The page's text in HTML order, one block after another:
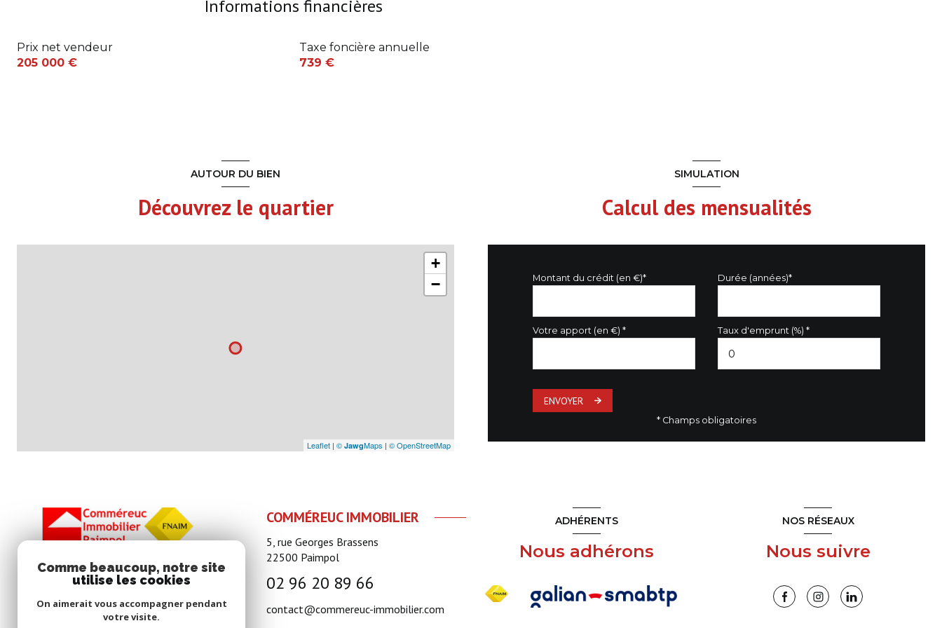
Cuisine aménagée
Informations financières
Prix net vendeur
205 000 €
Taxe foncière annuelle
739 €
AUTOUR DU BIEN
Découvrez le quartier
+
−
Leaflet | © JawgMaps | © OpenStreetMap
SIMULATION
Calcul des mensualités
Montant du crédit (en €)* Durée (années)*
Votre apport (en €) * Taux d'emprunt (%) *
ENVOYER
* Champs obligatoires
COMMÉREUC IMMOBILIER
5, rue Georges Brassens
22500 Paimpol
02 96 20 89 66
contact@commereuc-immobilier.com
ADHÉRENTS
Nous adhérons
NOS RÉSEAUX
Nous suivre
Comme beaucoup, notre site
utilise les cookies
On aimerait vous accompagner pendant
votre visite.